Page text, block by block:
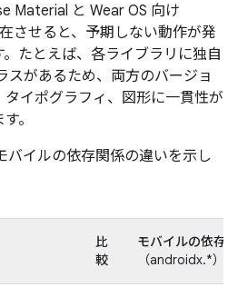
Material と Wear OS 向け
させると、予期しない動作が発
たとえば、各ライブラリに独自
スがあるため、両方のバージョ
イポグラフィ、図形に一貫性が
。
バイルの依存関係の違いを示し
比
較
モバイルの依存
（androidx.*）